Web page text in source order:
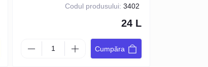
Codul produsului: 3402
24 L
Cumpăra